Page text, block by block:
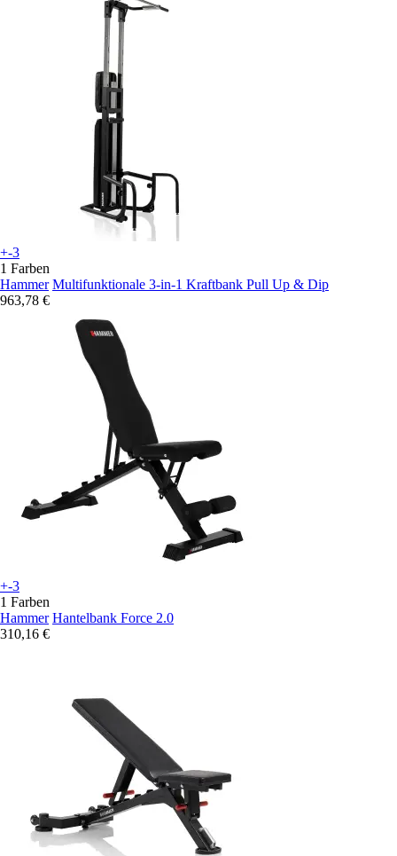
+-3
1 Farben
Hammer Multifunktionale 3-in-1 Kraftbank Pull Up & Dip
963,78 €
+-3
1 Farben
Hammer Hantelbank Force 2.0
310,16 €